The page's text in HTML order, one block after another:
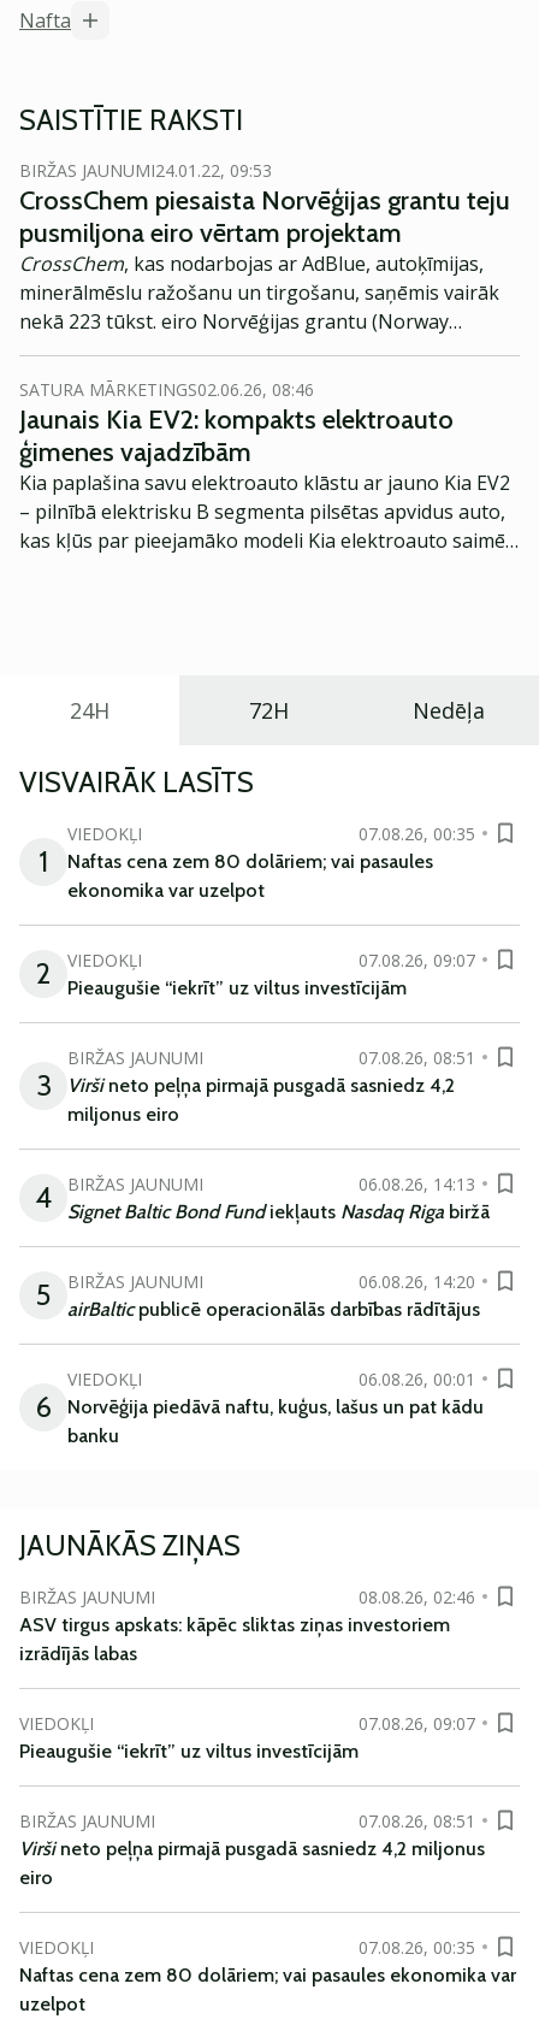
Nafta
SAISTĪTIE RAKSTI
BIRŽAS JAUNUMI24.01.22, 09:53
CrossChem piesaista Norvēģijas grantu teju
pusmiljona eiro vērtam projektam
CrossChem, kas nodarbojas ar AdBlue, autoķīmijas,
minerālmēslu ražošanu un tirgošanu, saņēmis vairāk
nekā 223 tūkst. eiro Norvēģijas grantu (Norway
Grants) programmā "Bizness un Inovācijas", kas ļaus
ieviest ražošanā jauno produktu AdBlue® EVO.
SATURA MĀRKETINGS02.06.26, 08:46
Jaunais Kia EV2: kompakts elektroauto
ģimenes vajadzībām
Kia paplašina savu elektroauto klāstu ar jauno Kia EV2
– pilnībā elektrisku B segmenta pilsētas apvidus auto,
kas kļūs par pieejamāko modeli Kia elektroauto saimē
24H 72H Nedēļa
VISVAIRĀK LASĪTS
1
VIEDOKĻI
07.08.26, 00:35
Naftas cena zem 80 dolāriem; vai pasaules
ekonomika var uzelpot
2 VIEDOKĻI
07.08.26, 09:07
Pieaugušie “iekrīt” uz viltus investīcijām
3
BIRŽAS JAUNUMI
07.08.26, 08:51
Viršineto peļņa pirmajā pusgadā sasniedz 4,2
miljonus eiro
4 BIRŽAS JAUNUMI
06.08.26, 14:13
Signet Baltic Bond Fundiekļauts Nasdaq Riga biržā
5 BIRŽAS JAUNUMI
06.08.26, 14:20
airBalticpublicē operacionālās darbības rādītājus
6
VIEDOKĻI
06.08.26, 00:01
Norvēģija piedāvā naftu, kuģus, lašus un pat kādu
banku
JAUNĀKĀS ZIŅAS
BIRŽAS JAUNUMI
08.08.26, 02:46
ASV tirgus apskats: kāpēc sliktas ziņas investoriem
izrādījās labas
VIEDOKĻI
07.08.26, 09:07
Pieaugušie “iekrīt” uz viltus investīcijām
BIRŽAS JAUNUMI
07.08.26, 08:51
Viršineto peļņa pirmajā pusgadā sasniedz 4,2 miljonus
eiro
VIEDOKĻI
07.08.26, 00:35
Naftas cena zem 80 dolāriem; vai pasaules ekonomika var
uzelpot